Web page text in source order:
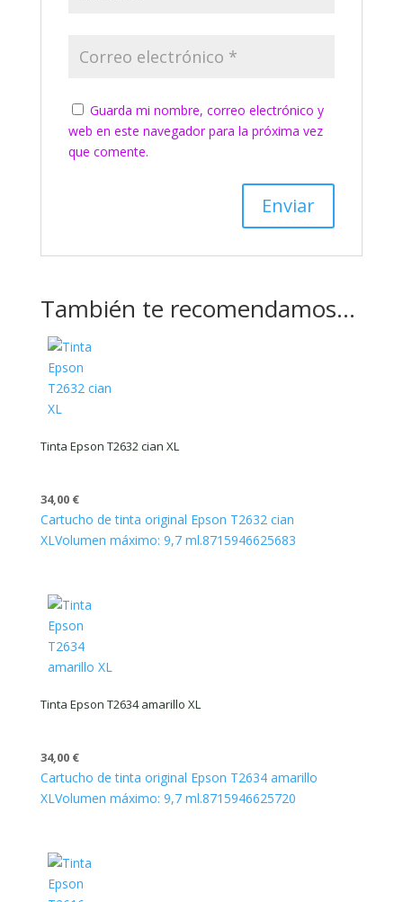
Guarda mi nombre, correo electrónico y
web en este navegador para la próxima vez
que comente.
También te recomendamos…
Tinta Epson T2632 cian XL
34,00 €
Cartucho de tinta original Epson T2632 cian
XLVolumen máximo: 9,7 ml.8715946625683
Tinta Epson T2634 amarillo XL
34,00 €
Cartucho de tinta original Epson T2634 amarillo
XLVolumen máximo: 9,7 ml.8715946625720